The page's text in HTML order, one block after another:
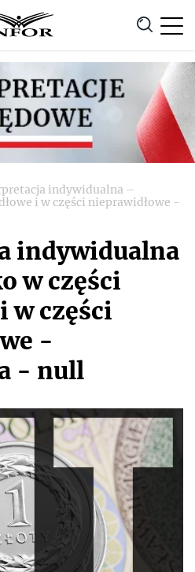
Anuluj
indywidualna –
i w części nieprawidłowe -
indywidualna
w części
w części
-
- null